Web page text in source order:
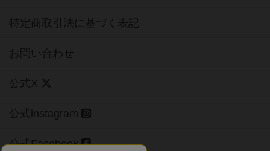
特定商取引法に基づく表記
お問い合わせ
公式X
公式instagram
公式Facebook